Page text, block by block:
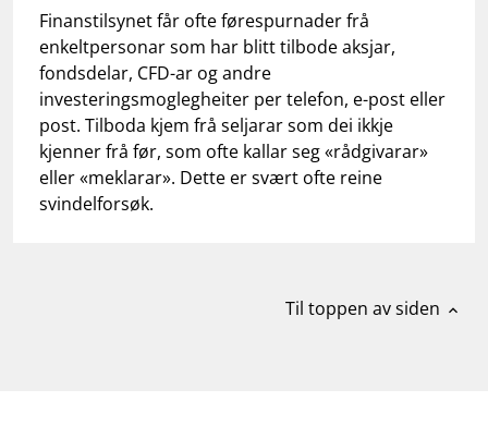
Finanstilsynet får ofte førespurnader frå
enkeltpersonar som har blitt tilbode aksjar,
fondsdelar, CFD-ar og andre
investeringsmoglegheiter per telefon, e-post eller
post. Tilboda kjem frå seljarar som dei ikkje
kjenner frå før, som ofte kallar seg «rådgivarar»
eller «meklarar». Dette er svært ofte reine
svindelforsøk.
Til toppen av siden expand_less